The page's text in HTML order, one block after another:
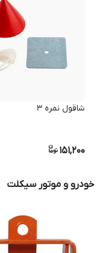
شاقول نمره 3
151,200
خودرو و موتور سیکلت